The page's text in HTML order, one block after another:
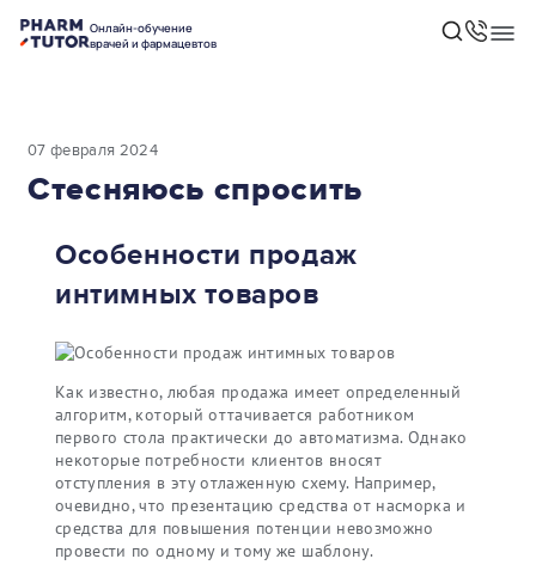
Онлайн-обучение
врачей и фармацевтов
07 февраля 2024
Стесняюсь спросить
Особенности продаж
интимных товаров
Как известно, любая продажа имеет определенный
алгоритм, который оттачивается работником
первого стола практически до автоматизма. Однако
некоторые потребности клиентов вносят
отступления в эту отлаженную схему. Например,
очевидно, что презентацию средства от насморка и
средства для повышения потенции невозможно
провести по одному и тому же шаблону.